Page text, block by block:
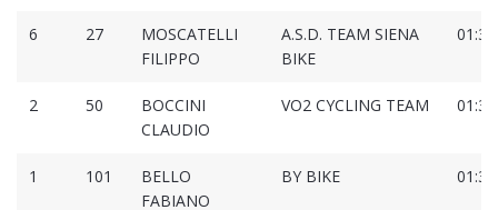
6 27
MOSCATELLI
FILIPPO
A.S.D. TEAM SIENA
BIKE
2 50
BOCCINI
CLAUDIO
VO2 CYCLING TEAM
1 101
BELLO
FABIANO
BY BIKE